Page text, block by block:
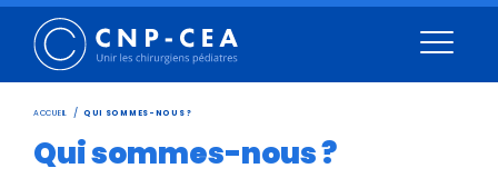
ACCUEIL / QUI SOMMES-NOUS ?
Qui sommes-nous ?